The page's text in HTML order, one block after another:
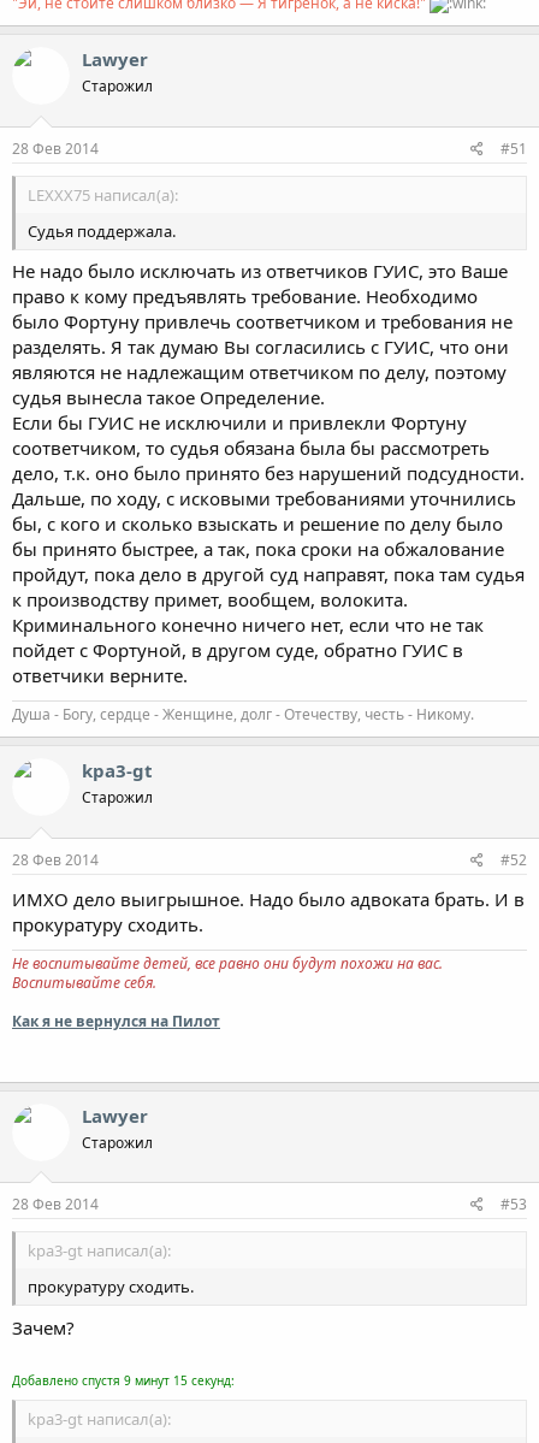
Lawyer
Старожил
28 Фев 2014 #51
LEXXX75 написал(а):
Судья поддержала.
Не надо было исключать из ответчиков ГУИС, это Ваше
право к кому предъявлять требование. Необходимо
было Фортуну привлечь соответчиком и требования не
разделять. Я так думаю Вы согласились с ГУИС, что они
являются не надлежащим ответчиком по делу, поэтому
судья вынесла такое Определение.
Если бы ГУИС не исключили и привлекли Фортуну
соответчиком, то судья обязана была бы рассмотреть
дело, т.к. оно было принято без нарушений подсудности.
Дальше, по ходу, с исковыми требованиями уточнились
бы, с кого и сколько взыскать и решение по делу было
бы принято быстрее, а так, пока сроки на обжалование
пройдут, пока дело в другой суд направят, пока там судья
к производству примет, вообщем, волокита.
Криминального конечно ничего нет, если что не так
пойдет с Фортуной, в другом суде, обратно ГУИС в
ответчики верните.
Душа - Богу, сердце - Женщине, долг - Отечеству, честь - Никому.
kpa3-gt
Старожил
28 Фев 2014 #52
ИМХО дело выигрышное. Надо было адвоката брать. И в
прокуратуру сходить.
Не воспитывайте детей, все равно они будут похожи на вас.
Воспитывайте себя.
Как я не вернулся на Пилот
Lawyer
Старожил
28 Фев 2014 #53
kpa3-gt написал(а):
прокуратуру сходить.
Зачем?
Добавлено спустя 9 минут 15 секунд:
kpa3-gt написал(а):